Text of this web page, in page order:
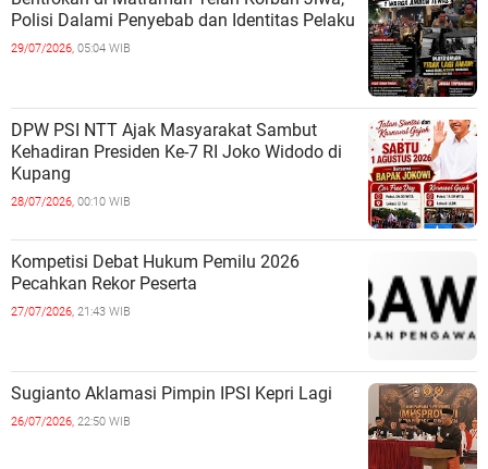
Polisi Dalami Penyebab dan Identitas Pelaku
29/07/2026, 05:04 WIB
DPW PSI NTT Ajak Masyarakat Sambut
Kehadiran Presiden Ke-7 RI Joko Widodo di
Kupang
28/07/2026, 00:10 WIB
Kompetisi Debat Hukum Pemilu 2026
Pecahkan Rekor Peserta
27/07/2026, 21:43 WIB
Sugianto Aklamasi Pimpin IPSI Kepri Lagi
26/07/2026, 22:50 WIB